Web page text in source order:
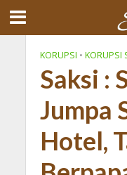
KORUPSI • KORUPSI
Saksi :
Jumpa
Hotel,